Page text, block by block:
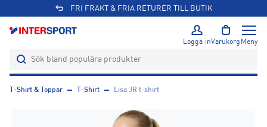
FRI FRAKT & FRIA RETURER TILL BUTIK
Logga inVarukorg Meny
T-Shirt & Toppar T-Shirt Lisa JR t-shirt